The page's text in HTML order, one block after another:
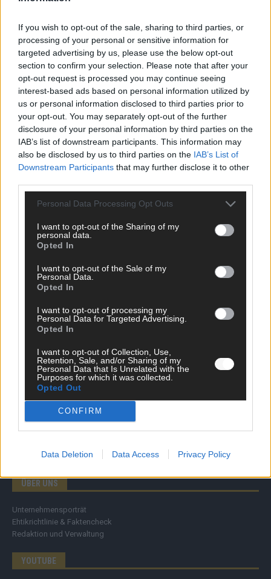
If you wish to opt-out of the sale, sharing to third parties, or
processing of your personal or sensitive information for
targeted advertising by us, please use the below opt-out
section to confirm your selection. Please note that after your
opt-out request is processed you may continue seeing
interest-based ads based on personal information utilized by
us or personal information disclosed to third parties prior to
your opt-out. You may separately opt-out of the further
disclosure of your personal information by third parties on the
IAB’s list of downstream participants. This information may
also be disclosed by us to third parties on the IAB’s List of
Downstream Participants that may further disclose it to other
Personal Data Processing Opt Outs
I want to opt-out of the Sharing of my
personal data.
Opted In
I want to opt-out of the Sale of my
Personal Data.
Opted In
I want to opt-out of processing my
Personal Data for Targeted Advertising.
Opted In
I want to opt-out of Collection, Use,
Retention, Sale, and/or Sharing of my
Personal Data that Is Unrelated with the
Purposes for which it was collected.
Opted Out
CONFIRM
Data Deletion Data Access Privacy Policy
SCHNELL ZUM RESSORT
Wirtschaft
Wissen
Kommentar
Eurovision
FLASH – DAS VIDEOPORTAL
ÜBER UNS
Unternehmensporträt
Ehtikrichtlinie & Faktencheck
Redaktion und Verwaltung
YOUTUBE